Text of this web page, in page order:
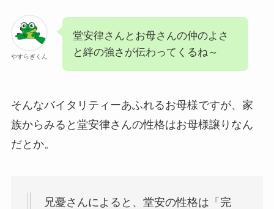
やすらぎくん
堂安律さんとお母さんの仲のよさ
と絆の強さが伝わってくるね～
そんなバイタリティーあふれるお母様ですが、家
族からみると堂安律さんの性格はお母様譲りなん
だとか。
兄憂さんによると、堂安の性格は「完